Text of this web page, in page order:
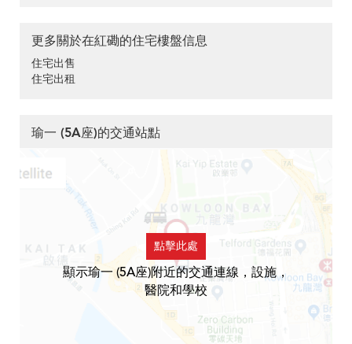
更多關於在紅磡的住宅樓盤信息
住宅出售
住宅出租
瑜一 (5A座)的交通站點
點擊此處
顯示瑜一 (5A座)附近的交通連線，設施，
醫院和學校